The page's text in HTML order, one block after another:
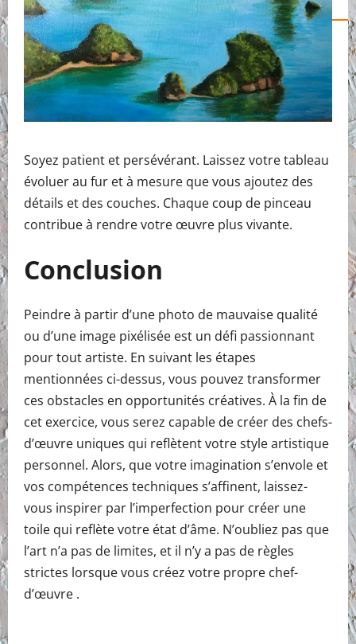
Soyez patient et persévérant. Laissez votre tableau
évoluer au fur et à mesure que vous ajoutez des
détails et des couches. Chaque coup de pinceau
contribue à rendre votre œuvre plus vivante.
Conclusion
Peindre à partir d’une photo de mauvaise qualité
ou d’une image pixélisée est un défi passionnant
pour tout artiste. En suivant les étapes
mentionnées ci-dessus, vous pouvez transformer
ces obstacles en opportunités créatives. À la fin de
cet exercice, vous serez capable de créer des chefs-
d’œuvre uniques qui reflètent votre style artistique
personnel. Alors, que votre imagination s’envole et
vos compétences techniques s’affinent, laissez-
vous inspirer par l’imperfection pour créer une
toile qui reflète votre état d’âme. N’oubliez pas que
l’art n’a pas de limites, et il n’y a pas de règles
strictes lorsque vous créez votre propre chef-
d’œuvre .